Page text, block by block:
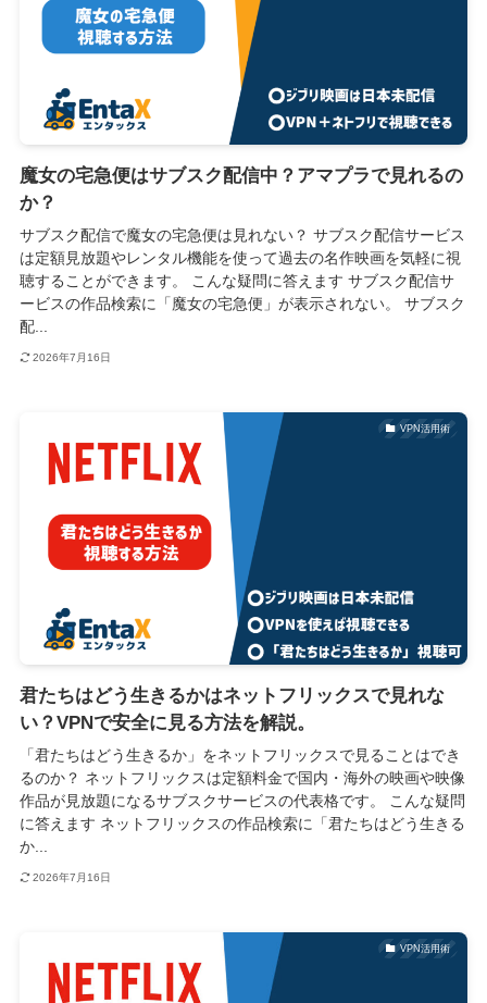
魔女の宅急便はサブスク配信中？アマプラで見れるの
か？
サブスク配信で魔女の宅急便は見れない？ サブスク配信サービス
は定額見放題やレンタル機能を使って過去の名作映画を気軽に視
聴することができます。 こんな疑問に答えます サブスク配信サ
ービスの作品検索に「魔女の宅急便」が表示されない。 サブスク
配...
2026年7月16日
VPN活用術
君たちはどう生きるかはネットフリックスで見れな
い？VPNで安全に見る方法を解説。
「君たちはどう生きるか」をネットフリックスで見ることはでき
るのか？ ネットフリックスは定額料金で国内・海外の映画や映像
作品が見放題になるサブスクサービスの代表格です。 こんな疑問
に答えます ネットフリックスの作品検索に「君たちはどう生きる
か...
2026年7月16日
VPN活用術